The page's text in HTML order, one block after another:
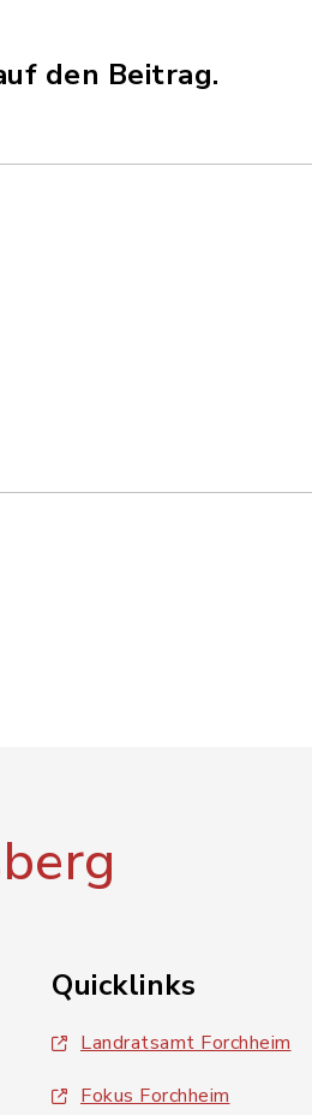
den Beitrag.
Quicklinks
Landratsamt Forchheim
Fokus Forchheim